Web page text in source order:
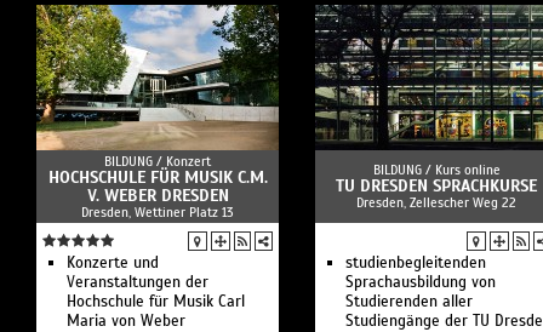
BILDUNG / Konzert
HOCHSCHULE FÜR MUSIK C.M.
V. WEBER DRESDEN
Dresden, Wettiner Platz 13
Konzerte und
Veranstaltungen der
Hochschule für Musik Carl
Maria von Weber
BILDUNG / Kurs online
TU DRESDEN SPRACHKURSE
Dresden, Zellescher Weg 22
studienbegleitenden
Sprachausbildung von
Studierenden aller
Studiengänge der TU